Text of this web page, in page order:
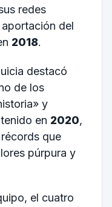
redes
del
2018.
destacó
de los
y
en 2020,
que
púrpura y
el cuatro